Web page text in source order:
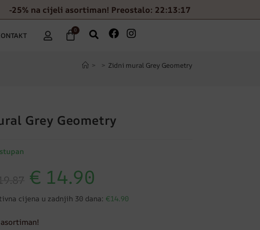
-25% na cijeli asortiman! Preostalo: 22:13:16
0
> > Zidni mural Grey Geometry
Grey Geometry
€ 14.90
cijena u zadnjih 30 dana: €14.90